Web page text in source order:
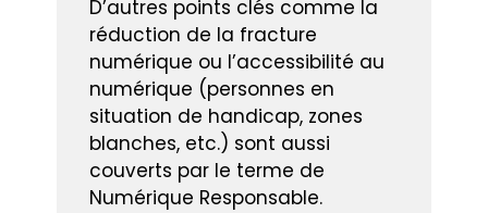
D’autres points clés comme la
réduction de la fracture
numérique ou l’accessibilité au
numérique (personnes en
situation de handicap, zones
blanches, etc.) sont aussi
couverts par le terme de
Numérique Responsable.